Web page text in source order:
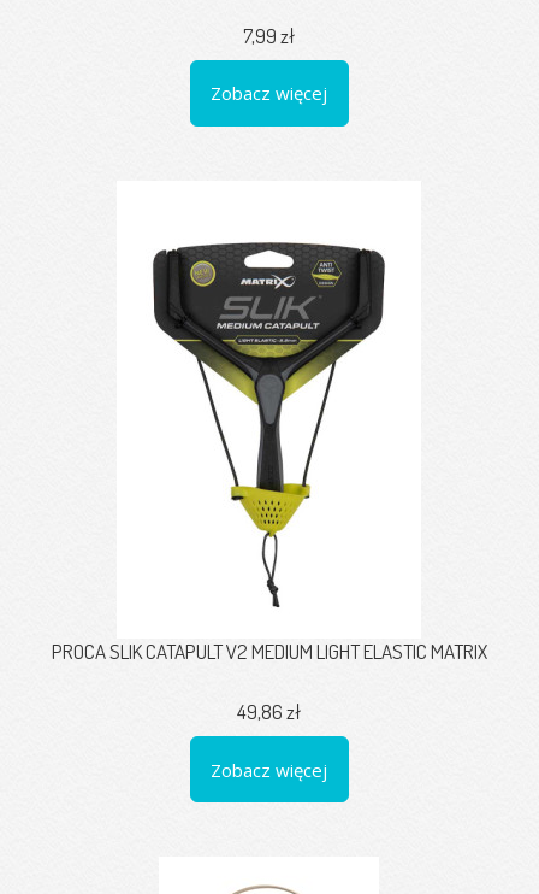
7,99 zł
Zobacz więcej
PROCA SLIK CATAPULT V2 MEDIUM LIGHT ELASTIC MATRIX
49,86 zł
Zobacz więcej